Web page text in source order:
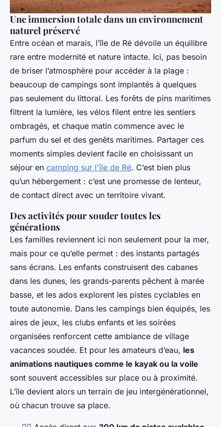
Une immersion totale dans un environnement
naturel préservé
Entre océan et marais, l’île de Ré dévoile un équilibre
rare entre modernité et nature intacte. Ici, pas besoin
de briser l’atmosphère pour accéder à la plage :
beaucoup de campings sont implantés à quelques
pas seulement du littoral. Les forêts de pins maritimes
filtrent la lumière, les vélos filent entre les sentiers
ombragés, et chaque matin commence avec le
parfum du sel et des genêts maritimes. Partager ces
moments simples devient facile en choisissant un
séjour en camping sur l'île de Ré. C’est bien plus
qu’un hébergement : c’est une promesse de lenteur,
de contact direct avec un territoire vivant.
Des activités pour souder toutes les
générations
Les familles reviennent ici non seulement pour la mer,
mais pour ce qu’elle permet : des instants partagés
sans écrans. Les enfants construisent des cabanes
dans les dunes, les grands-parents pêchent à marée
basse, et les ados explorent les pistes cyclables en
toute autonomie. Dans les campings bien équipés, les
aires de jeux, les clubs enfants et les soirées
organisées renforcent cette ambiance de village
vacances soudée. Et pour les amateurs d’eau, les
animations nautiques comme le kayak ou la voile
sont souvent accessibles sur place ou à proximité.
L’île devient alors un terrain de jeu intergénérationnel,
où chacun trouve sa place.